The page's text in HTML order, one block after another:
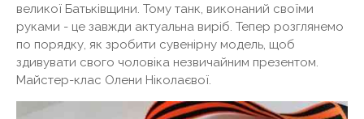
великої Батьківщини. Тому танк, виконаний своїми
руками - це завжди актуальна виріб. Тепер розглянемо
по порядку, як зробити сувенірну модель, щоб
здивувати свого чоловіка незвичайним презентом.
Майстер-клас Олени Ніколаєвої.